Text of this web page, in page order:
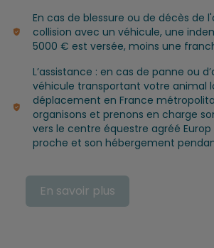
En cas de blessure ou de décès de
collision avec un véhicule, une
5000 € est versée, moins une
L’assistance : en cas de panne ou
véhicule transportant votre animal
déplacement en France
organisons et prenons en charge
vers le centre équestre agréé Europ
proche et son hébergement
En savoir plus